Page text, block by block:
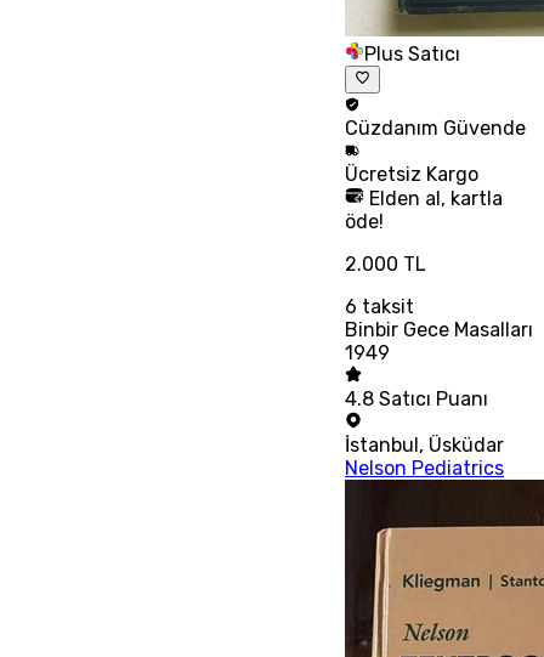
Plus Satıcı
Cüzdanım Güvende
Ücretsiz Kargo
Elden al, kartla
öde!
2.000 TL
6 taksit
Binbir Gece Masalları
1949
4.8 Satıcı Puanı
İstanbul, Üsküdar
Nelson Pediatrics